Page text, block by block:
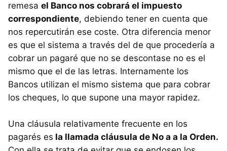
remesa el Banco nos cobrará el impuesto
correspondiente, debiendo tener en cuenta que
nos repercutirán ese coste. Otra diferencia menor
es que el sistema a través del de que procedería a
cobrar un pagaré que no se descontase no es el
mismo que el de las letras. Internamente los
Bancos utilizan el mismo sistema que para cobrar
los cheques, lo que supone una mayor rapidez.
Una cláusula relativamente frecuente en los
pagarés es la llamada cláusula de No a a la Orden.